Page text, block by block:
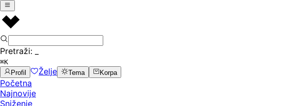
Pretraži:
⌘K
Profil
Želje Tema Korpa
Početna
Najnovije
Sniženje